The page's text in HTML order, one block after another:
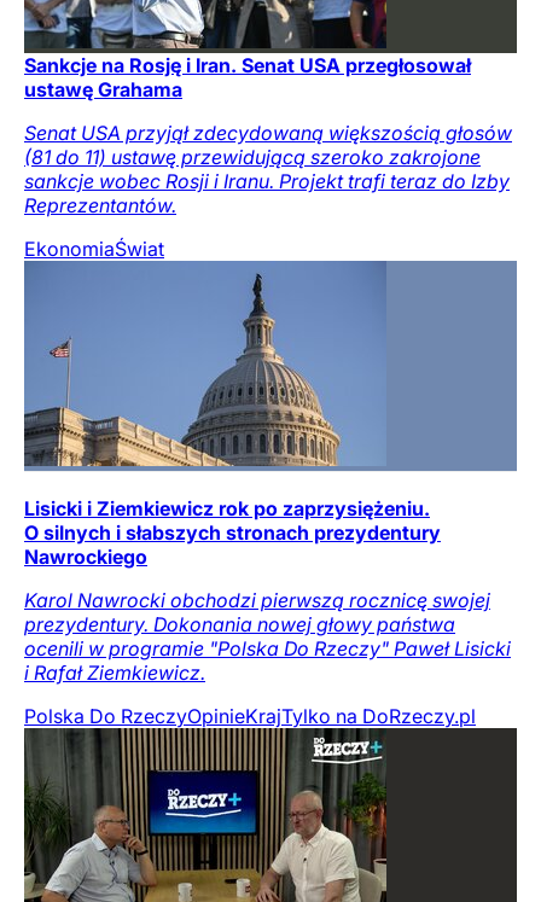
Sankcje na Rosję i Iran. Senat USA przegłosował
ustawę Grahama
Senat USA przyjął zdecydowaną większością głosów
(81 do 11) ustawę przewidującą szeroko zakrojone
sankcje wobec Rosji i Iranu. Projekt trafi teraz do Izby
Reprezentantów.
EkonomiaŚwiat
Lisicki i Ziemkiewicz rok po zaprzysiężeniu.
O silnych i słabszych stronach prezydentury
Nawrockiego
Karol Nawrocki obchodzi pierwszą rocznicę swojej
prezydentury. Dokonania nowej głowy państwa
ocenili w programie "Polska Do Rzeczy" Paweł Lisicki
i Rafał Ziemkiewicz.
Polska Do RzeczyOpinieKrajTylko na DoRzeczy.pl